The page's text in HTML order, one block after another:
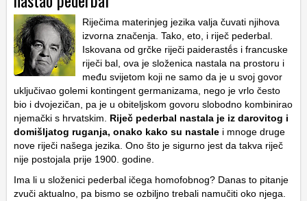
Riječima materinjeg jezika valja čuvati njihova
izvorna značenja. Tako, eto, i riječ pederbal.
Iskovana od grčke riječi paiderastḗs i francuske
riječi bal, ova je složenica nastala na prostoru i
među svijetom koji ne samo da je u svoj govor
uključivao golemi kontingent germanizama, nego je vrlo često
bio i dvojezičan, pa je u obiteljskom govoru slobodno kombinirao
njemački s hrvatskim. Riječ pederbal nastala je iz darovitog i
domišljatog ruganja, onako kako su nastale i mnoge druge
nove riječi našega jezika. Ono što je sigurno jest da takva riječ
nije postojala prije 1900. godine.
Ima li u složenici pederbal ičega homofobnog? Danas to pitanje
zvuči aktualno, pa bismo se ozbiljno trebali namučiti oko njega.